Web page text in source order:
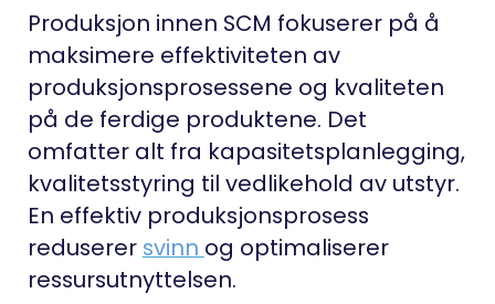
Produksjon innen SCM fokuserer på å
maksimere effektiviteten av
produksjonsprosessene og kvaliteten
på de ferdige produktene. Det
omfatter alt fra kapasitetsplanlegging,
kvalitetsstyring til vedlikehold av utstyr.
En effektiv produksjonsprosess
reduserer svinn og optimaliserer
ressursutnyttelsen.